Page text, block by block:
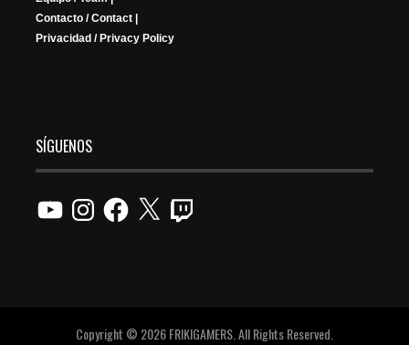
Contacto / Contact |
Privacidad / Privacy Policy
SÍGUENOS
YouTubeInstagramFacebook
X Twitch
Copyright © 2026 FRIKIGAMERS. All Rights Reserved.